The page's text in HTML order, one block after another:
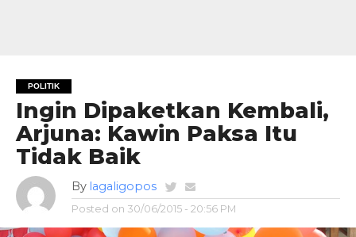
POLITIK
Ingin Dipaketkan Kembali,
Arjuna: Kawin Paksa Itu
Tidak Baik
By lagaligopos
Posted on 30/06/2015 - 20:56 PM